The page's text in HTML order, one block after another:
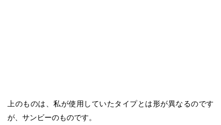
上のものは、私が使用していたタイプとは形が異なるのです
が、サンビーのものです。